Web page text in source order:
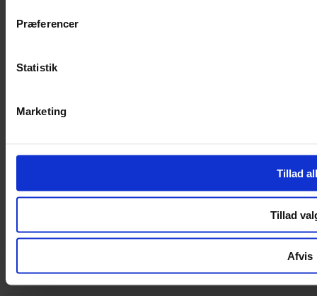
Præferencer
Statistik
Marketing
Tillad
Tillad
Afvis
Cookiepolitik
Cookiepolitik
Copyright © 2022.Design & hosting by Webhuset Ballum ApS